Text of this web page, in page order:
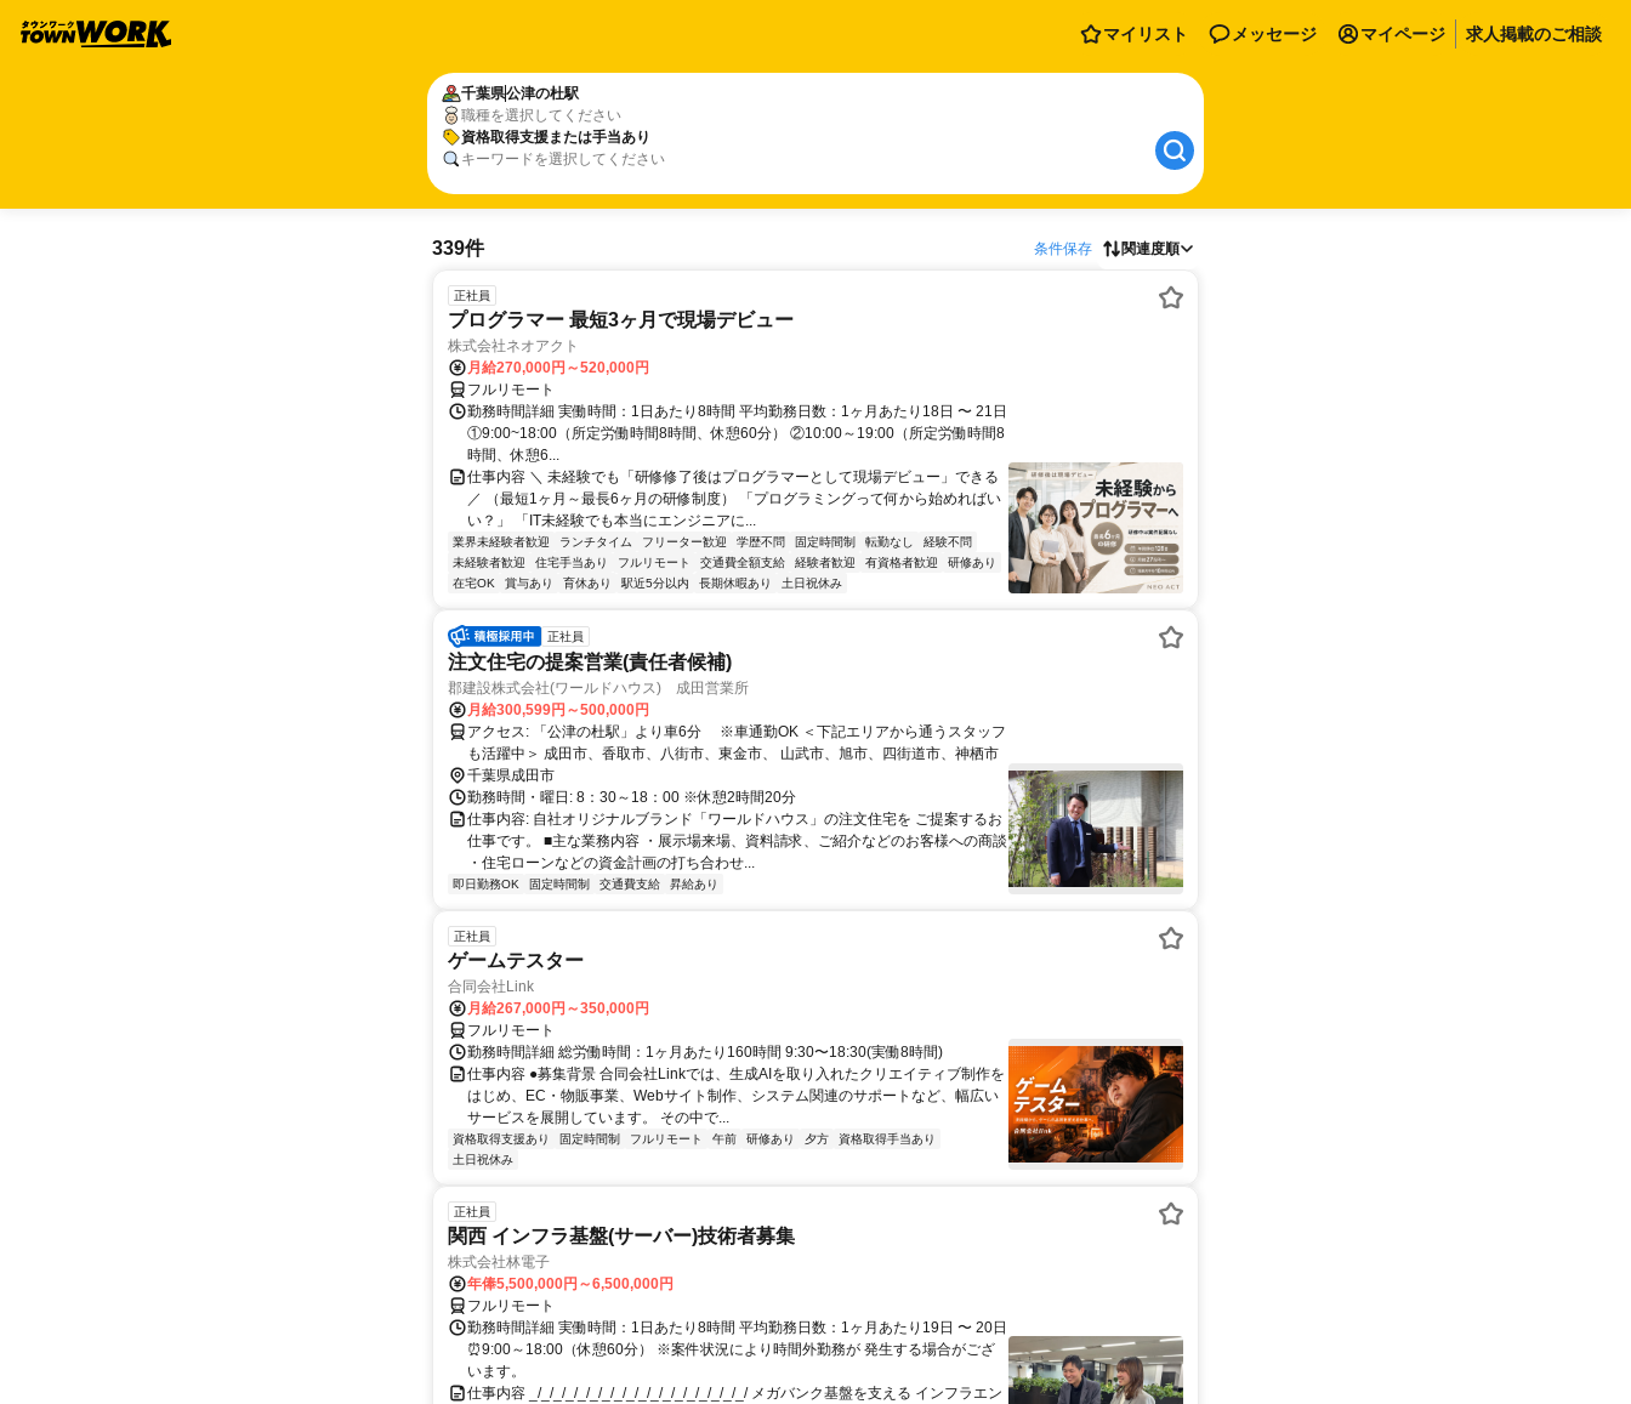
マイリスト メッセージ マイページ 求人掲載のご相談
千葉県公津の杜駅
職種を選択してください
資格取得支援または手当あり
キーワードを選択してください
339件 条件保存 関連度順
正社員
プログラマー 最短3ヶ月で現場デビュー
株式会社ネオアクト
月給270,000円～520,000円
フルリモート
勤務時間詳細 実働時間：1日あたり8時間 平均勤務日数：1ヶ月あたり18日 〜 21日
①9:00~18:00（所定労働時間8時間、休憩60分） ②10:00～19:00（所定労働時間8
時間、休憩6...
仕事内容 ＼ 未経験でも「研修修了後はプログラマーとして現場デビュー」できる
／ （最短1ヶ月～最長6ヶ月の研修制度） 「プログラミングって何から始めればい
い？」 「IT未経験でも本当にエンジニアに...
業界未経験者歓迎 ランチタイム フリーター歓迎 学歴不問 固定時間制 転勤なし
経験不問
未経験者歓迎
住宅手当あり フルリモート 交通費全額支給 経験者歓迎 有資格者歓迎
研修あり
在宅OK
賞与あり 育休あり 駅近5分以内 長期休暇あり 土日祝休み
正社員
注文住宅の提案営業(責任者候補)
郡建設株式会社(ワールドハウス) 成田営業所
月給300,599円～500,000円
アクセス: 「公津の杜駅」より車6分 ※車通勤OK ＜下記エリアから通うスタッフ
も活躍中＞ 成田市、香取市、八街市、東金市、 山武市、旭市、四街道市、神栖市
千葉県成田市
勤務時間・曜日: 8：30～18：00 ※休憩2時間20分
仕事内容: 自社オリジナルブランド「ワールドハウス」の注文住宅を ご提案するお
仕事です。 ■主な業務内容 ・展示場来場、資料請求、ご紹介などのお客様への商談
・住宅ローンなどの資金計画の打ち合わせ...
即日勤務OK 固定時間制 交通費支給 昇給あり
正社員
ゲームテスター
合同会社Link
月給267,000円～350,000円
フルリモート
勤務時間詳細 総労働時間：1ヶ月あたり160時間 9:30〜18:30(実働8時間)
仕事内容 ●募集背景 合同会社Linkでは、生成AIを取り入れたクリエイティブ制作を
はじめ、EC・物販事業、Webサイト制作、システム関連のサポートなど、幅広い
サービスを展開しています。 その中で...
資格取得支援あり 固定時間制 フルリモート 午前 研修あり 夕方
資格取得手当あり
土日祝休み
正社員
関西 インフラ基盤(サーバー)技術者募集
株式会社林電子
年俸5,500,000円～6,500,000円
フルリモート
勤務時間詳細 実働時間：1日あたり8時間 平均勤務日数：1ヶ月あたり19日 〜 20日
⏰9:00～18:00（休憩60分） ※案件状況により時間外勤務が 発生する場合がござ
います。
仕事内容 _/_/_/_/_/_/_/_/_/_/_/_/_/_/_/_/_/_/ メガバンク基盤を支える インフラエン